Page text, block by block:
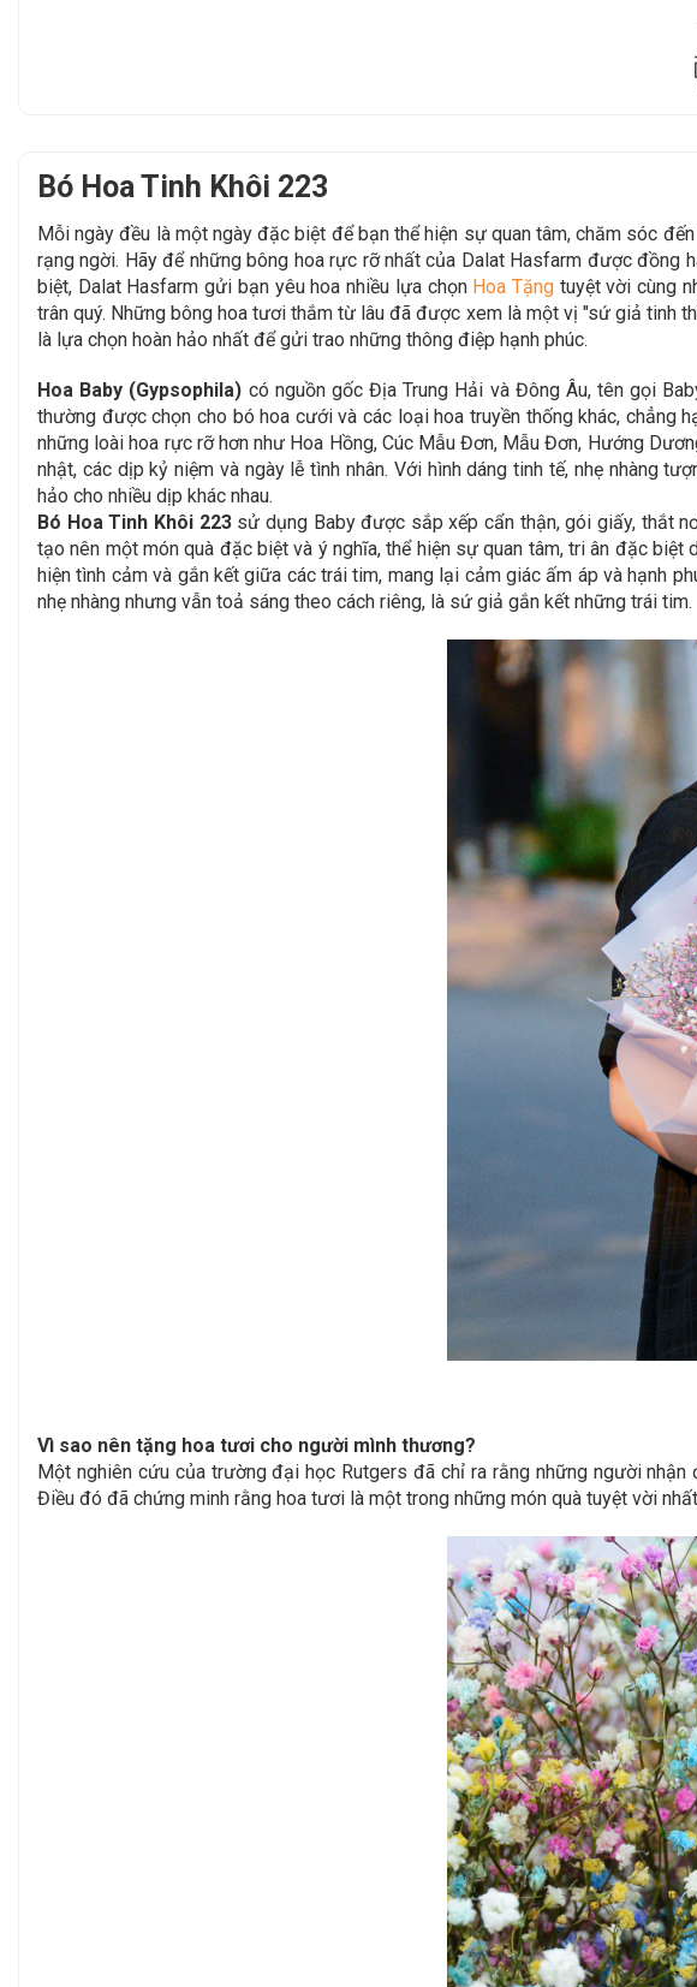
Bó Hoa Tinh Khôi 223
Mỗi ngày đều là một ngày đặc biệt để bạn thể hiện sự quan tâm, chăm sóc
rạng ngời. Hãy đểnhững bông hoa rực rỡ nhất của Dalat Hasfarm được đồng
biệt, Dalat Hasfarm gửi bạn yêu hoa nhiều lựa chọn Hoa Tặngtuyệt vời cùng
trân quý. Những bông hoa tươi thắm từ lâu đã được xem là một vị "sứ giả tinh
là lựa chọn hoàn hảo nhất để gửi trao những thông điệp hạnh phúc.
Hoa Baby (Gypsophila) có nguồn gốc Địa Trung Hải và Đông Âu, tên gọi
thường được chọn cho bó hoa cưới và các loại hoa truyền thống khác, chẳng
những loài hoa rực rỡ hơn như Hoa Hồng, Cúc Mẫu Đơn, Mẫu Đơn, Hướng
nhật, các dịp kỷ niệm và ngày lễ tình nhân. Với hình dáng tinh tế, nhẹ nhàng
hảo cho nhiều dịp khác nhau.
Bó Hoa Tinh Khôi 223sử dụng Baby được sắp xếp cẩn thận, gói giấy, thắt
tạo nên một món quà đặc biệt và ý nghĩa, thể hiện sự quan tâm, tri ân đặc
hiện tình cảm và gắn kết giữa các trái tim, mang lại cảm giác ấm áp và hạnh
nhẹ nhàng nhưng vẫn toả sáng theo cách riêng, là sứ giả gắn kết những trái tim.
Vì sao nên tặng hoa tươi cho người mình thương?
Một nghiên cứu của trường đại học Rutgers đã chỉ ra rằng những người
Điều đó đã chứng minh rằng hoa tươi là một trong những món quà tuyệt vời